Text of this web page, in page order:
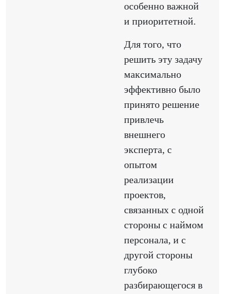
особенно важной
и приоритетной.
Для того, что
решить эту задачу
максимально
эффективно было
принято решение
привлечь
внешнего
эксперта, с
опытом
реализации
проектов,
связанных с одной
стороны с наймом
персонала, и с
другой стороны
глубоко
разбирающегося в